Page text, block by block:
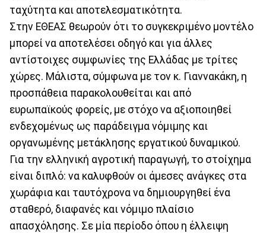
ταχύτητα και αποτελεσματικότητα.
Στην ΕΘΕΑΣ θεωρούν ότι το συγκεκριμένο μοντέλο
μπορεί να αποτελέσει οδηγό και για άλλες
αντίστοιχες συμφωνίες της Ελλάδας με τρίτες
χώρες. Μάλιστα, σύμφωνα με τον κ. Γιαννακάκη, η
προσπάθεια παρακολουθείται και από
ευρωπαϊκούς φορείς, με στόχο να αξιοποιηθεί
ενδεχομένως ως παράδειγμα νόμιμης και
οργανωμένης μετάκλησης εργατικού δυναμικού.
Για την ελληνική αγροτική παραγωγή, το στοίχημα
είναι διπλό: να καλυφθούν οι άμεσες ανάγκες στα
χωράφια και ταυτόχρονα να δημιουργηθεί ένα
σταθερό, διαφανές και νόμιμο πλαίσιο
απασχόλησης. Σε μία περίοδο όπου η έλλειψη